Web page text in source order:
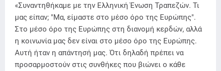
«Συναντηθήκαμε με την Ελληνική Ένωση Τραπεζών. Τι
μας είπαν; "Μα, είμαστε στο μέσο όρο της Ευρώπης".
Στο μέσο όρο της Ευρώπης στη διανομή κερδών, αλλά
η κοινωνία μας δεν είναι στο μέσο όρο της Ευρώπης.
Αυτή ήταν η απάντησή μας. Ότι δηλαδή πρέπει να
προσαρμοστούν στις συνθήκες που βιώνει ο κάθε